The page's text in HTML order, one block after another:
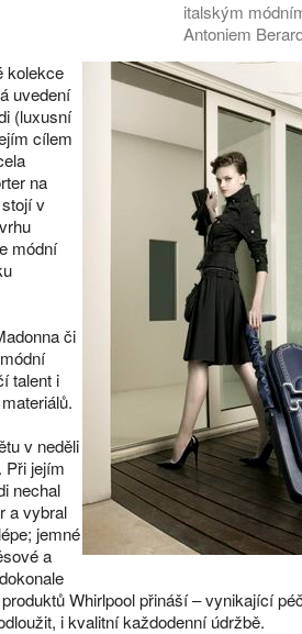
italským
Antoniem
kolekce
uvedení
(luxusní
cílem
na
v
módní
či
talent i
v neděli
Při jejím
nechal
a vybral
jemné
a
Whirlpool přináší – vynikající
i kvalitní každodenní údržbě.